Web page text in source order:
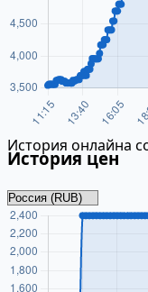
История онлайна
История цен